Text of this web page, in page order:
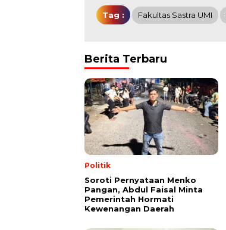
Tag : Fakultas Sastra UMI
Berita Terbaru
Politik
Soroti Pernyataan Menko
Pangan, Abdul Faisal Minta
Pemerintah Hormati
Kewenangan Daerah